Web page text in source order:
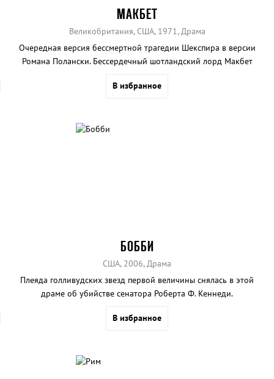
МАКБЕТ
Великобритания, США, 1971, Драма
Очередная версия бессмертной трагедии Шекспира в версии
Романа Полански. Бессердечный шотландский лорд Макбет
В избранное
БОББИ
США, 2006, Драма
Плеяда голливудских звезд первой величины снялась в этой
драме об убийстве сенатора Роберта Ф. Кеннеди.
В избранное